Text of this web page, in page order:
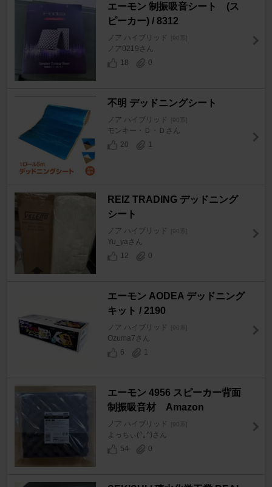
エーモン 制振吸音シート (ス
ピーカー) / 8312
ノア ハイブリッド [90系]
ノア0219さん
18
0
不明 デッドニングシート
ノア ハイブリッド [90系]
モンキー・Ｄ・Ｄさん
20
1
REIZ TRADING デッドニング
シート
ノア ハイブリッド [90系]
Yu_yaさん
12
0
エーモン AODEA デッドニング
キット / 2190
ノア ハイブリッド [90系]
Ozuma7さん
6
1
エーモン 4956 スピーカー背面
制振吸音材 Amazon
ノア ハイブリッド [90系]
よっちぃ(^｡^)さん
54
0